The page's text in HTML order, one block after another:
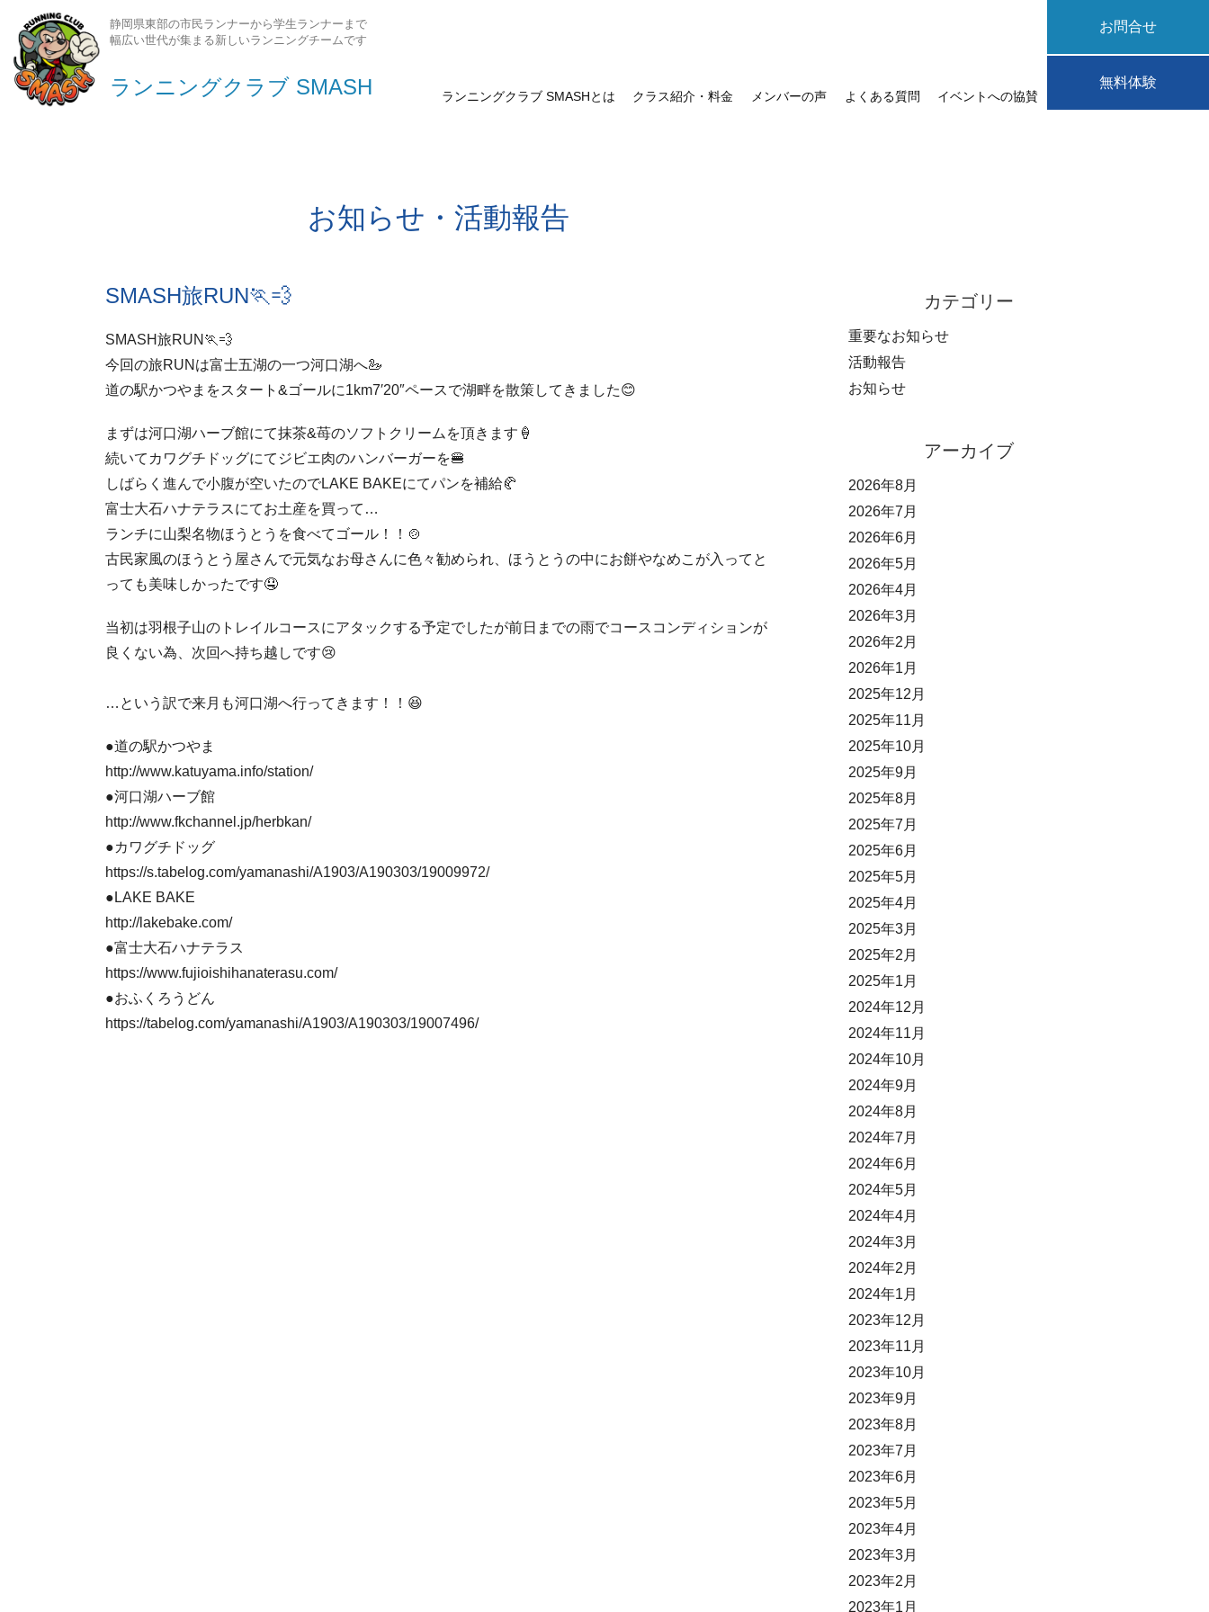
ランニングクラブ SMASHとは クラス紹介・料金 メンバーの声 よくある質問 イベントへの協賛
ランニングクラブ SMASH
静岡県東部の市民ランナーから学生ランナーまで
幅広い世代が集まる新しいランニングチームです
お問合せ
無料体験
お知らせ・活動報告
SMASH旅RUN🏃💨
SMASH旅RUN🏃💨
今回の旅RUNは富士五湖の一つ河口湖へ🦢
道の駅かつやまをスタート&ゴールに1km7′20″ペースで湖畔を散策してきました😊
まずは河口湖ハーブ館にて抹茶&苺のソフトクリームを頂きます🍦
続いてカワグチドッグにてジビエ肉のハンバーガーを🍔
しばらく進んで小腹が空いたのでLAKE BAKEにてパンを補給🥐
富士大石ハナテラスにてお土産を買って…
ランチに山梨名物ほうとうを食べてゴール！！🍲
古民家風のほうとう屋さんで元気なお母さんに色々勧められ、ほうとうの中にお餅やなめこが入ってと
っても美味しかったです🤤
当初は羽根子山のトレイルコースにアタックする予定でしたが前日までの雨でコースコンディションが
良くない為、次回へ持ち越しです😢⁡
…という訳で来月も河口湖へ行ってきます！！😆
●道の駅かつやま
http://www.katuyama.info/station/
●河口湖ハーブ館
http://www.fkchannel.jp/herbkan/
●カワグチドッグ
https://s.tabelog.com/yamanashi/A1903/A190303/19009972/
●LAKE BAKE
http://lakebake.com/
●富士大石ハナテラス
https://www.fujioishihanaterasu.com/
●おふくろうどん
https://tabelog.com/yamanashi/A1903/A190303/19007496/
カテゴリー
重要なお知らせ
活動報告
お知らせ
アーカイブ
2026年8月
2026年7月
2026年6月
2026年5月
2026年4月
2026年3月
2026年2月
2026年1月
2025年12月
2025年11月
2025年10月
2025年9月
2025年8月
2025年7月
2025年6月
2025年5月
2025年4月
2025年3月
2025年2月
2025年1月
2024年12月
2024年11月
2024年10月
2024年9月
2024年8月
2024年7月
2024年6月
2024年5月
2024年4月
2024年3月
2024年2月
2024年1月
2023年12月
2023年11月
2023年10月
2023年9月
2023年8月
2023年7月
2023年6月
2023年5月
2023年4月
2023年3月
2023年2月
2023年1月